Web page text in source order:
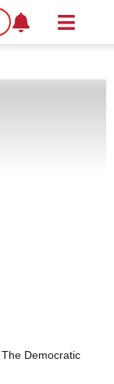
Democratic